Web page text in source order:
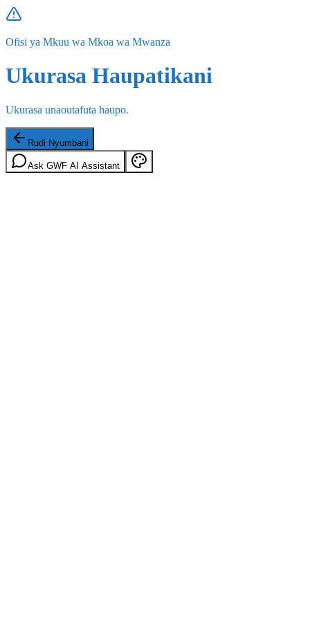
Ofisi ya Mkuu wa Mkoa wa Mwanza
Ukurasa Haupatikani
Ukurasa unaoutafuta haupo.
Rudi Nyumbani
Ask GWF AI Assistant